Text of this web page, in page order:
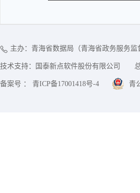
主办：青海省数据局（青海省政务服务监
技术支持：国泰新点软件股份有限公司
备案号 ： 青ICP备17001418号-4 青